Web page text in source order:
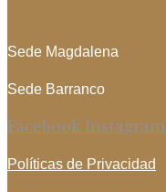
Sede Magdalena
Sede Barranco
Facebook Instagram
Políticas de Privacidad